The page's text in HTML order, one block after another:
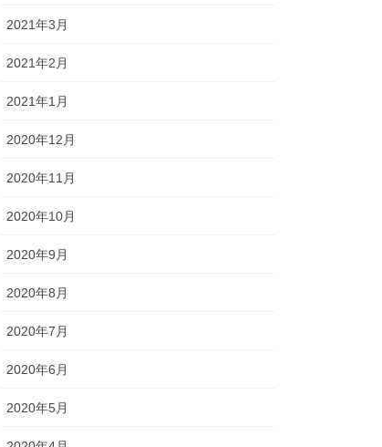
2021年3月
2021年2月
2021年1月
2020年12月
2020年11月
2020年10月
2020年9月
2020年8月
2020年7月
2020年6月
2020年5月